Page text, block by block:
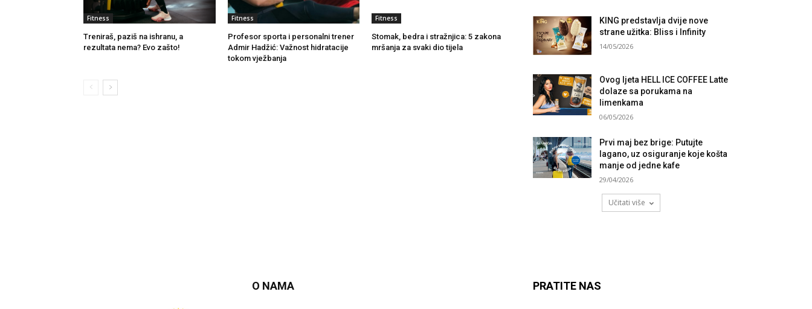
Fitness
Treniraš, paziš na ishranu, a
rezultata nema? Evo zašto!
Fitness
Profesor sporta i personalni trener
Admir Hadžić: Važnost hidratacije
tokom vježbanja
Fitness
Stomak, bedra i stražnjica: 5 zakona
mršanja za svaki dio tijela
KING predstavlja dvije nove
strane užitka: Bliss i Infinity
14/05/2026
Ovog ljeta HELL ICE COFFEE Latte
dolaze sa porukama na
limenkama
06/05/2026
Prvi maj bez brige: Putujte
lagano, uz osiguranje koje košta
manje od jedne kafe
29/04/2026
Učitati više
O NAMA PRATITE NAS